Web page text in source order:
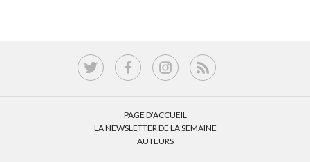
PAGE D’ACCUEIL
LA NEWSLETTER DE LA SEMAINE
AUTEURS